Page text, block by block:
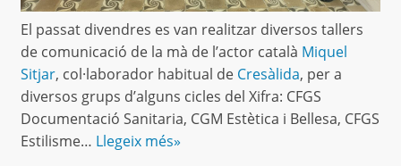
El passat divendres es van realitzar diversos tallers
de comunicació de la mà de l’actor català Miquel
Sitjar, col·laborador habitual de Cresàlida, per a
diversos grups d’alguns cicles del Xifra: CFGS
Documentació Sanitaria, CGM Estètica i Bellesa, CFGS
Estilisme… Llegeix més»